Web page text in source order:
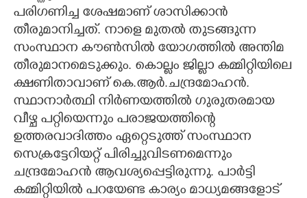
പരിഗണിച്ച ശേഷമാണ് ശാസിക്കാൻ
തീരുമാനിച്ചത്. നാളെ മുതൽ തുടങ്ങുന്ന
സംസ്ഥാന കൗൺസിൽ യോഗത്തിൽ അന്തിമ
തീരുമാനമെടുക്കും. കൊല്ലം ജില്ലാ കമ്മിറ്റിയിലെ
ക്ഷണിതാവാണ് കെ.ആർ.ചന്ദ്രമോഹൻ.
സ്ഥാനാർത്ഥി നിർണയത്തിൽ ഗുരുതരമായ
വീഴ്ച പറ്റിയെന്നും പരാജയത്തിന്റെ
ഉത്തരവാദിത്തം ഏറ്റെടുത്ത് സംസ്ഥാന
സെക്രട്ടേറിയറ്റ് പിരിച്ചുവിടണമെന്നും
ചന്ദ്രമോഹൻ ആവശ്യപ്പെട്ടിരുന്നു. പാർട്ടി
കമ്മിറ്റിയിൽ പറയേണ്ട കാര്യം മാധ്യമങ്ങളോട്